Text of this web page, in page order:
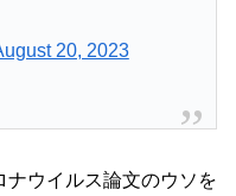
20, 2023
ナウイルス論文のウソを